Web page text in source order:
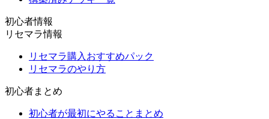
初心者情報
リセマラ情報
リセマラ購入おすすめパック
リセマラのやり方
初心者まとめ
初心者が最初にやることまとめ